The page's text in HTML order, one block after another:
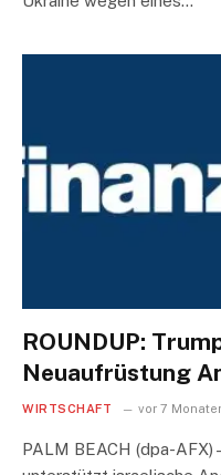
ROUNDUP:
Neuaufrüstung
WIRTSCHAFT vor 7
PALM BEACH (dpa-AFX)